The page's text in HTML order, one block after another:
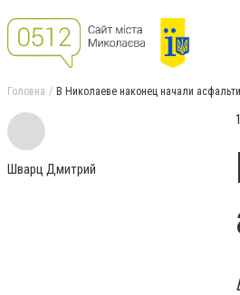
Головна В Николаеве наконец начали
Шварц Дмитрий